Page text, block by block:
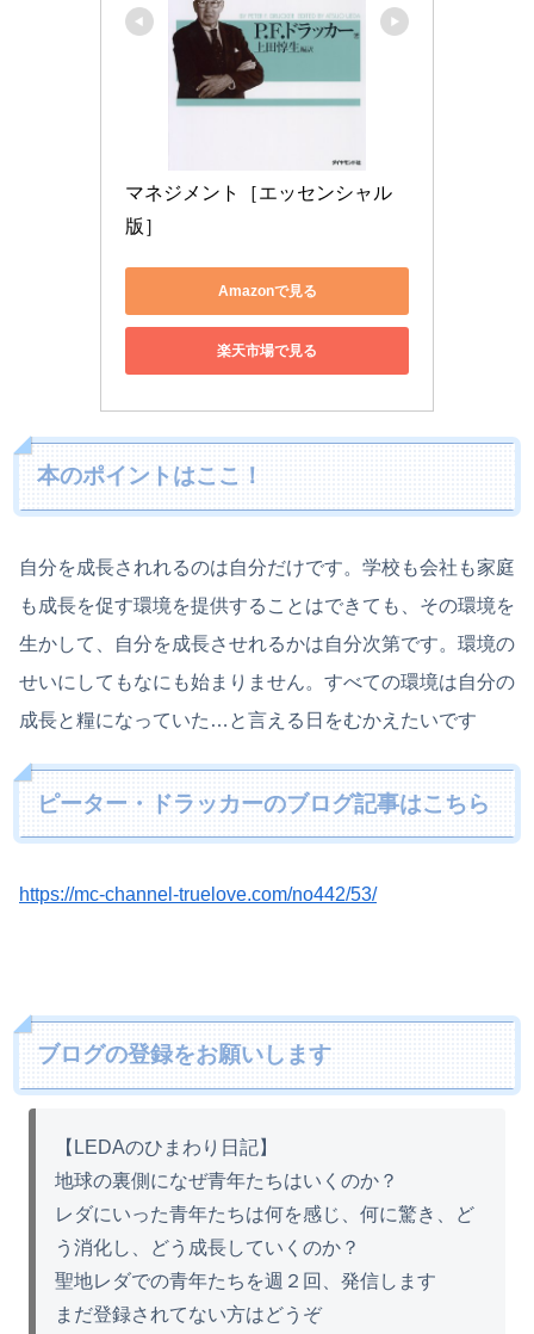
マネジメント［エッセンシャル
版］
Amazonで見る
楽天市場で見る
本のポイントはここ！
自分を成長されれるのは自分だけです。学校も会社も家庭
も成長を促す環境を提供することはできても、その環境を
生かして、自分を成長させれるかは自分次第です。環境の
せいにしてもなにも始まりません。すべての環境は自分の
成長と糧になっていた…と言える日をむかえたいです
ピーター・ドラッカーのブログ記事はこちら
https://mc-channel-truelove.com/no442/53/
ブログの登録をお願いします
【LEDAのひまわり日記】
地球の裏側になぜ青年たちはいくのか？
レダにいった青年たちは何を感じ、何に驚き、ど
う消化し、どう成長していくのか？
聖地レダでの青年たちを週２回、発信します
まだ登録されてない方はどうぞ